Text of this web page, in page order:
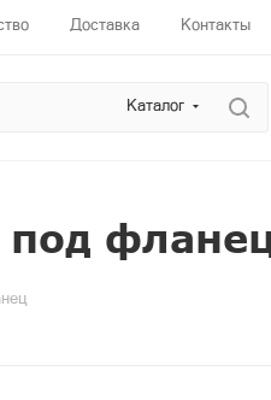
Доставка Контакты
Каталог
под